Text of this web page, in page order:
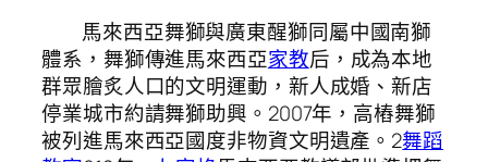
馬來西亞舞獅與廣東醒獅同屬中國南獅
體系，舞獅傳進馬來西亞家教后，成為本地
群眾膾炙人口的文明運動，新人成婚、新店
停業城市約請舞獅助興。2007年，高樁舞獅
被列進馬來西亞國度非物資文明遺產。2舞蹈